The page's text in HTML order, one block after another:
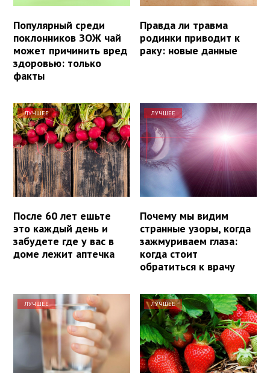
Популярный среди
поклонников ЗОЖ чай
может причинить вред
здоровью: только
факты
Правда ли травма
родинки приводит к
раку: новые данные
ЛУЧШЕЕ
После 60 лет ешьте
это каждый день и
забудете где у вас в
доме лежит аптечка
ЛУЧШЕЕ
Почему мы видим
странные узоры, когда
зажмуриваем глаза:
когда стоит
обратиться к врачу
ЛУЧШЕЕ ЛУЧШЕЕ